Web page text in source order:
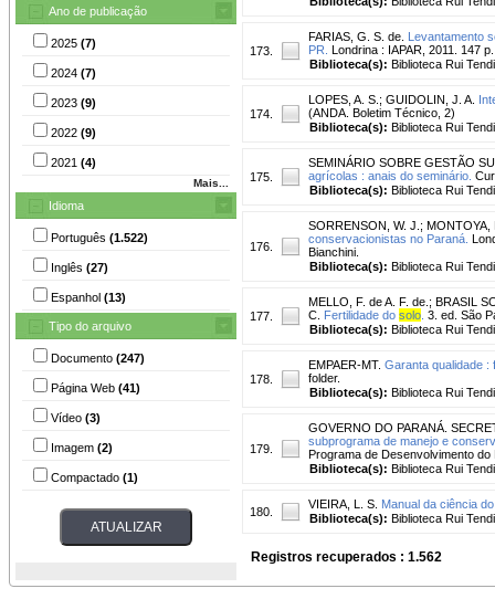
Ano de publicação
2025 (7)
2024 (7)
2023 (9)
2022 (9)
2021 (4)
Mais...
Idioma
Português (1.522)
Inglês (27)
Espanhol (13)
Tipo do arquivo
Documento (247)
Página Web (41)
Vídeo (3)
Imagem (2)
Compactado (1)
173.
FARIAS, G. S. de. Levantamento
PR. Londrina : IAPAR, 2011. 147
Biblioteca(s): Biblioteca Rui
174.
LOPES, A. S. ; GUIDOLIN, J. A.
(ANDA. Boletim Técnico, 2)
Biblioteca(s): Biblioteca Rui
175.
SEMINÁRIO SOBRE GESTÃO
agrícolas : anais do seminário.
Biblioteca(s): Biblioteca Rui
176.
SORRENSON, W. J. ; MONTOYA,
conservacionistas no Paraná.
Bianchini.
Biblioteca(s): Biblioteca Rui
177.
MELLO, F. de A. F. de. ; BRASIL
C. Fertilidade do solo 3. ed. São
Biblioteca(s): Biblioteca Rui
178.
EMPAER-MT. Garanta qualidade :
folder.
Biblioteca(s): Biblioteca Rui
179.
GOVERNO DO PARANÁ.
subprograma de manejo e
Programa de Desenvolvimento do
Biblioteca(s): Biblioteca Rui
180.
VIEIRA, L. S. Manual da ciência
Biblioteca(s): Biblioteca Rui
Registros recuperados : 1.562